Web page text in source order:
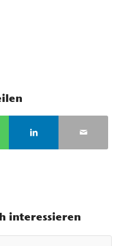
interessieren